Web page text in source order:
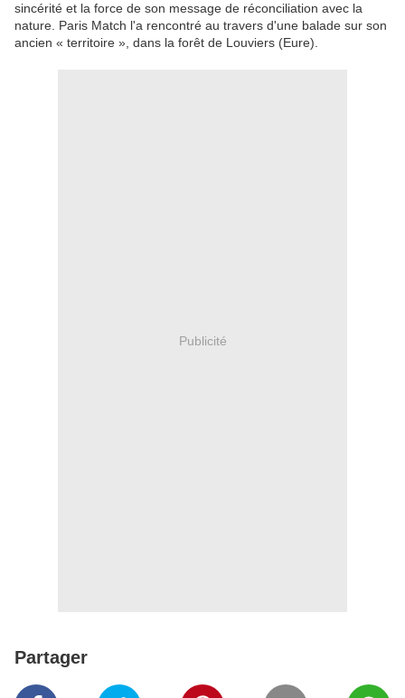
sincérité et la force de son message de réconciliation avec la
nature. Paris Match l'a rencontré au travers d'une balade sur son
ancien « territoire », dans la forêt de Louviers (Eure).
Publicité
Partager